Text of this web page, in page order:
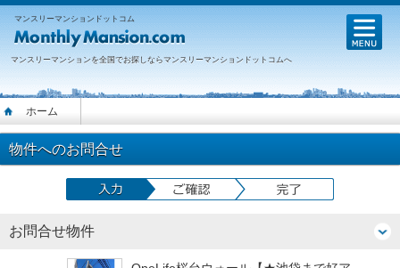
マンスリーマンションドットコム
マンスリーマンションを全国でお探しならマンスリーマンションドットコムへ
ホーム
物件へのお問合せ
お問合せ物件